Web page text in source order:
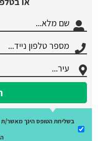
בשליחת הטופס הינך מאשר/